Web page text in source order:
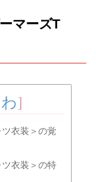
マーズT
]
衣装＞の覚
衣装＞の特